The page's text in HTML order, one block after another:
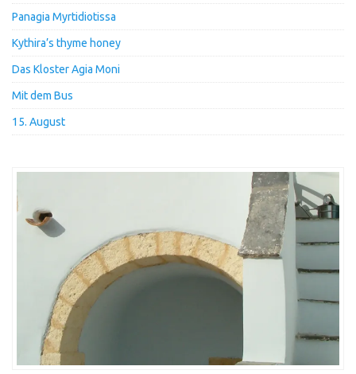
Panagia Myrtidiotissa
Kythira’s thyme honey
Das Kloster Agia Moni
Mit dem Bus
15. August